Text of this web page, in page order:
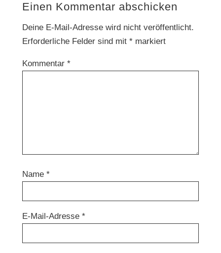
Einen Kommentar abschicken
Deine E-Mail-Adresse wird nicht veröffentlicht.
Erforderliche Felder sind mit *markiert
Kommentar *
Name *
E-Mail-Adresse *